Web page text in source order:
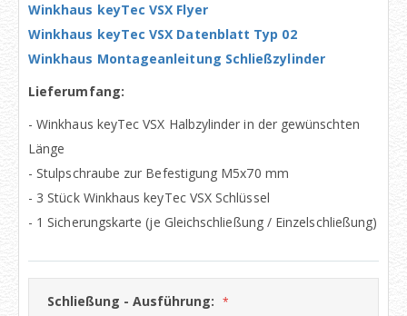
Winkhaus keyTec VSX Flyer
Winkhaus keyTec VSX Datenblatt Typ 02
Winkhaus Montageanleitung Schließzylinder
Lieferumfang:
- Winkhaus keyTec VSX Halbzylinder in der gewünschten
Länge
- Stulpschraube zur Befestigung M5x70 mm
- 3 Stück Winkhaus keyTec VSX Schlüssel
- 1 Sicherungskarte (je Gleichschließung / Einzelschließung)
Schließung - Ausführung: